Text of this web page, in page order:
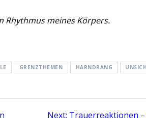
Rhythmus meines Körpers.
GRENZTHEMEN HARNDRANG
Next: Next
Trauerreaktionen